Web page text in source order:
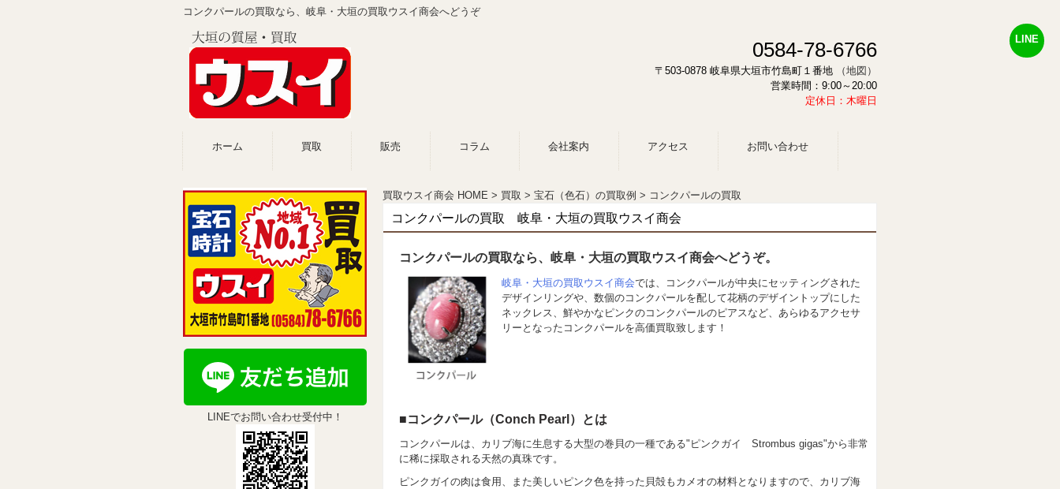
コンクパールの買取なら、岐阜・大垣の買取ウスイ商会へどうぞ
0584-78-6766
〒503-0878 岐阜県大垣市竹島町１番地
（地図）
営業時間：9:00～20:00
定休日：木曜日
ホーム 買取 販売 コラム 会社案内 アクセス お問い合わせ
買取ウスイ商会 HOME 買取 宝石（色石）の買取例 コンクパールの買取
コンクパールの買取 岐阜・大垣の買取ウスイ商会
コンクパールの買取なら、岐阜・大垣の買取ウスイ商会へどうぞ。
岐阜・大垣の買取ウスイ商会では、コンクパールが中央にセッティングされた
デザインリングや、数個のコンクパールを配して花柄のデザイントップにした
ネックレス、鮮やかなピンクのコンクパールのピアスなど、あらゆるアクセサ
リーとなったコンクパールを高価買取致します！
■コンクパール（Conch Pearl）とは
コンクパールは、カリブ海に生息する大型の巻貝の一種である"ピンクガイ Strombus gigas"から非常
に稀に採取される天然の真珠です。
ピンクガイの肉は食用、また美しいピンク色を持った貝殻もカメオの材料となりますので、カリブ海
LINEでお問い合わせ受付中！
LINE